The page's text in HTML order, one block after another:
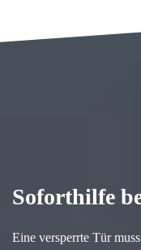
Soforthilfe
Eine versperrte Tür